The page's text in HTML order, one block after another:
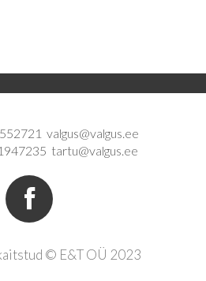
valgus@valgus.ee
tartu@valgus.ee
© E&T OÜ 2023